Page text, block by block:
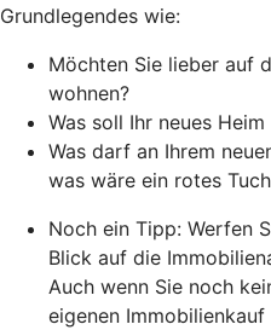
Grundlegendes wie:
Möchten Sie lieber auf
wohnen?
Was soll Ihr neues
Was darf an Ihrem
was wäre ein rotes
Noch ein Tipp: Werfen
Blick auf die
Auch wenn Sie noch
eigenen